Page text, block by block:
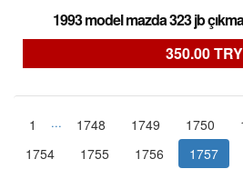
1993 model mazda 323 jb
350.00 TRY
1 ... 1748 1749 1750
1754
1755 1756 1757